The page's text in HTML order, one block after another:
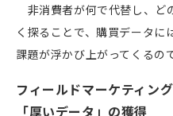
非消費者が何で代替し、ど
く探ることで、購買データ
課題が浮かび上がってくるの
フィールドマーケティン
「厚いデータ」の獲得